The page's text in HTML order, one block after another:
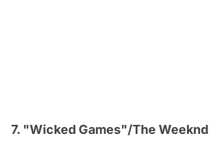
7. "Wicked Games"/The Weeknd